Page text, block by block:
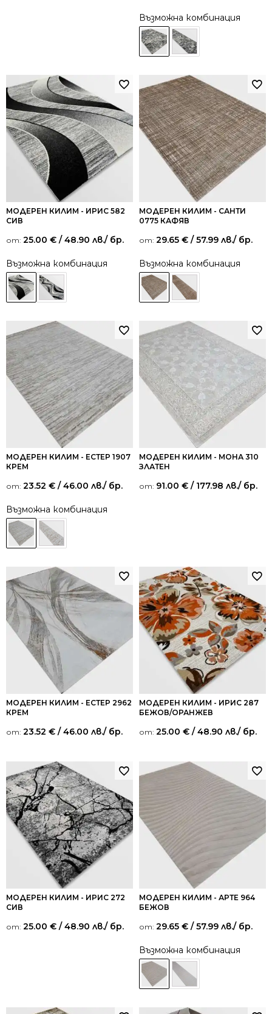
Възможна комбинация
МОДЕРЕН КИЛИМ - ИРИС 582
СИВ
от: 25.00 € / 48.90 лв./ бр.
Възможна комбинация
МОДЕРЕН КИЛИМ - САНТИ
0775 КАФЯВ
от: 29.65 € / 57.99 лв./ бр.
Възможна комбинация
МОДЕРЕН КИЛИМ - ЕСТЕР 1907
КРЕМ
от: 23.52 € / 46.00 лв./ бр.
Възможна комбинация
МОДЕРЕН КИЛИМ - МОНА 310
ЗЛАТЕН
от: 91.00 € / 177.98 лв./ бр.
МОДЕРЕН КИЛИМ - ЕСТЕР 2962
КРЕМ
от: 23.52 € / 46.00 лв./ бр.
МОДЕРЕН КИЛИМ - ИРИС 287
БЕЖОВ/ОРАНЖЕВ
от: 25.00 € / 48.90 лв./ бр.
МОДЕРЕН КИЛИМ - ИРИС 272
СИВ
от: 25.00 € / 48.90 лв./ бр.
МОДЕРЕН КИЛИМ - АРТЕ 964
БЕЖОВ
от: 29.65 € / 57.99 лв./ бр.
Възможна комбинация